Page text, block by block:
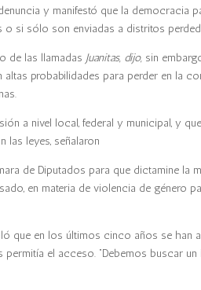
y manifestó que la democracia
si sólo son enviadas a distritos
de las llamadas Juanitas, dijo, sin
probabilidades para perder en la
a nivel local, federal y municipal, y
las leyes, señalaron
de Diputados para que dictamine la
en materia de violencia de género
que en los últimos cinco años se han
el acceso. “Debemos buscar